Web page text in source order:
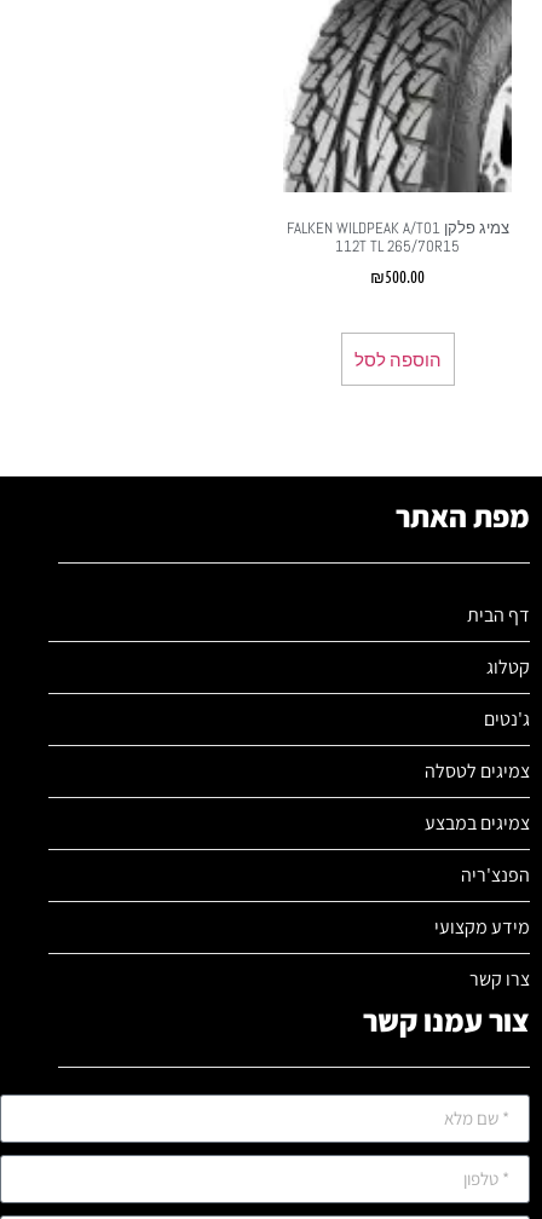
צמיג פלקן FALKEN WILDPEAK A/T01
112T TL 265/70R15
₪500.00
הוספה לסל
מפת האתר
דף הבית
קטלוג
ג'נטים
צמיגים לטסלה
צמיגים במבצע
הפנצ'ריה
מידע מקצועי
צרו קשר
צור עמנו קשר